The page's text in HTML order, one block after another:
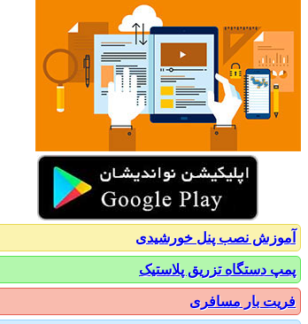
آموزش نصب پنل خورشیدی
پمپ دستگاه تزریق پلاستیک
فریت بار مسافری